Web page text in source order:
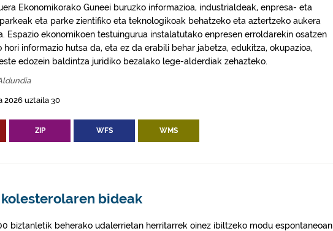
Ekonomikorako Guneei buruzko informazioa, industrialdeak, enpresa- eta
eta parke zientifiko eta teknologikoak behatzeko eta aztertzeko aukera
Espazio ekonomikoen testuingurua instalatutako enpresen erroldarekin osatzen
hori informazio hutsa da, eta ez da erabili behar jabetza, edukitza, okupazioa,
edozein baldintza juridiko bezalako lege-alderdiak zehazteko.
2026 uztaila 30
ZIP WFS WMS
bideak
biztanletik beherako udalerrietan herritarrek oinez ibiltzeko modu espontaneoan